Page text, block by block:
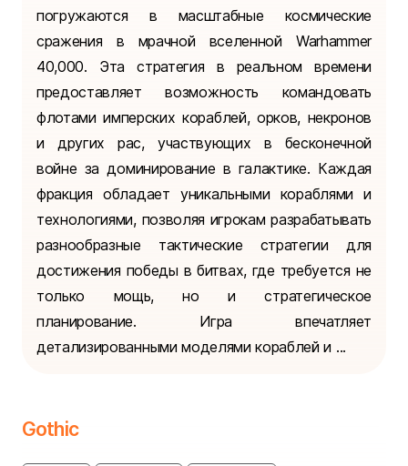
погружаются в масштабные космические
сражения в мрачной вселенной Warhammer
40,000. Эта стратегия в реальном времени
предоставляет возможность командовать
флотами имперских кораблей, орков, некронов
и других рас, участвующих в бесконечной
войне за доминирование в галактике. Каждая
фракция обладает уникальными кораблями и
технологиями, позволяя игрокам разрабатывать
разнообразные тактические стратегии для
достижения победы в битвах, где требуется не
только мощь, но и стратегическое
планирование. Игра впечатляет
детализированными моделями кораблей и ...
Gothic